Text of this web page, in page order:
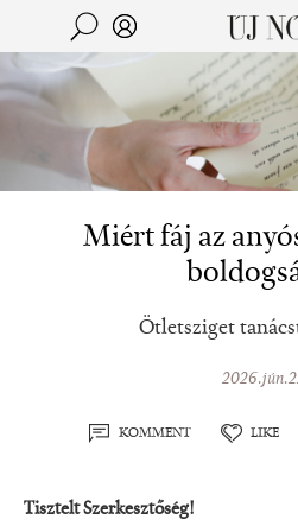
Jump to
Kereső
Miért fáj az
Ötletsziget
KOMMENT LIKE
Tisztelt Szerkesztőség!